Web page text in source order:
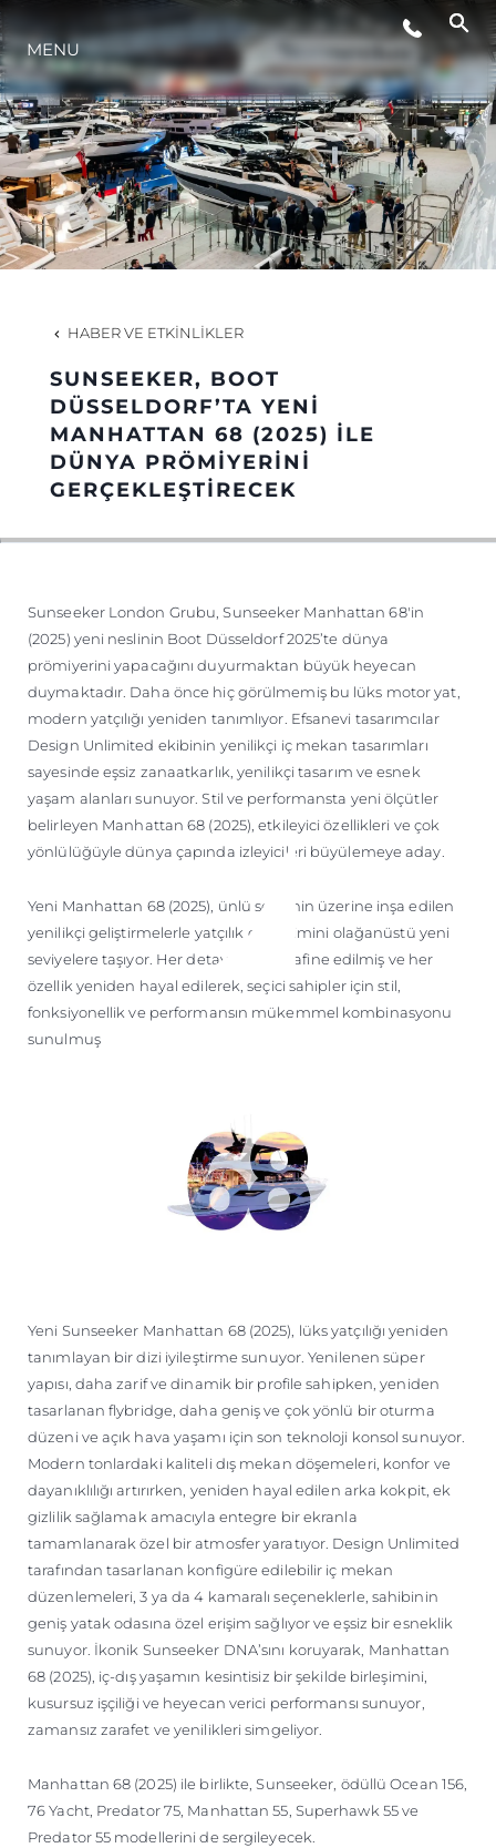
YAŞAM ŞEKLİ
YENILIK
ŞİRKET
MİRAS
TEKNENIZIN PIYASA DEĞERINI
ÖĞRENIN
MENU
HABER VE ETKINLIKLER
SUNSEEKER, BOOT
DÜSSELDORF’TA YENİ
MANHATTAN 68 (2025) İLE
DÜNYA PRÖMİYERİNİ
GERÇEKLEŞTİRECEK
Sunseeker London Grubu, Sunseeker Manhattan 68'in
(2025) yeni neslinin Boot Düsseldorf 2025’te dünya
prömiyerini yapacağını duyurmaktan büyük heyecan
duymaktadır. Daha önce hiç görülmemiş bu lüks motor yat,
modern yatçılığı yeniden tanımlıyor. Efsanevi tasarımcılar
Design Unlimited ekibinin yenilikçi iç mekan tasarımları
sayesinde eşsiz zanaatkarlık, yenilikçi tasarım ve esnek
yaşam alanları sunuyor. Stil ve performansta yeni ölçütler
belirleyen Manhattan 68 (2025), etkileyici özellikleri ve çok
yönlülüğüyle dünya çapında izleyicileri büyülemeye aday.
Yeni Manhattan 68 (2025), ünlü selefinin üzerine inşa edilen
yenilikçi geliştirmelerle yatçılık deneyimini olağanüstü yeni
seviyelere taşıyor. Her detay titizlikle rafine edilmiş ve her
özellik yeniden hayal edilerek, seçici sahipler için stil,
fonksiyonellik ve performansın mükemmel kombinasyonu
sunulmuş
Yeni Sunseeker Manhattan 68 (2025), lüks yatçılığı yeniden
tanımlayan bir dizi iyileştirme sunuyor. Yenilenen süper
yapısı, daha zarif ve dinamik bir profile sahipken, yeniden
tasarlanan flybridge, daha geniş ve çok yönlü bir oturma
düzeni ve açık hava yaşamı için son teknoloji konsol sunuyor.
Modern tonlardaki kaliteli dış mekan döşemeleri, konfor ve
dayanıklılığı artırırken, yeniden hayal edilen arka kokpit, ek
gizlilik sağlamak amacıyla entegre bir ekranla
tamamlanarak özel bir atmosfer yaratıyor. Design Unlimited
tarafından tasarlanan konfigüre edilebilir iç mekan
düzenlemeleri, 3 ya da 4 kamaralı seçeneklerle, sahibinin
geniş yatak odasına özel erişim sağlıyor ve eşsiz bir esneklik
sunuyor. İkonik Sunseeker DNA’sını koruyarak, Manhattan
68 (2025), iç-dış yaşamın kesintisiz bir şekilde birleşimini,
kusursuz işçiliği ve heyecan verici performansı sunuyor,
zamansız zarafet ve yenilikleri simgeliyor.
Manhattan 68 (2025) ile birlikte, Sunseeker, ödüllü Ocean 156,
76 Yacht, Predator 75, Manhattan 55, Superhawk 55 ve
Predator 55 modellerini de sergileyecek.